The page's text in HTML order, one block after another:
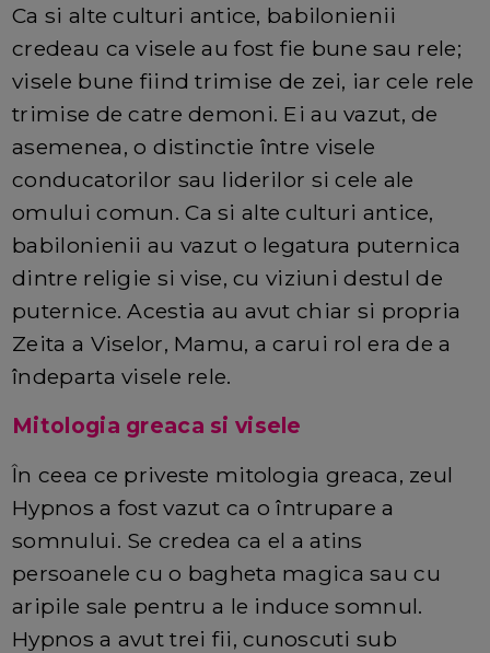
Ca si alte culturi antice, babilonienii
credeau ca visele au fost fie bune sau rele;
visele bune fiind trimise de zei, iar cele rele
trimise de catre demoni. Ei au vazut, de
asemenea, o distinctie între visele
conducatorilor sau liderilor si cele ale
omului comun. Ca si alte culturi antice,
babilonienii au vazut o legatura puternica
dintre religie si vise, cu viziuni destul de
puternice. Acestia au avut chiar si propria
Zeita a Viselor, Mamu, a carui rol era de a
îndeparta visele rele.
Mitologia greaca si visele
În ceea ce priveste mitologia greaca, zeul
Hypnos a fost vazut ca o întrupare a
somnului. Se credea ca el a atins
persoanele cu o bagheta magica sau cu
aripile sale pentru a le induce somnul.
Hypnos a avut trei fii, cunoscuti sub